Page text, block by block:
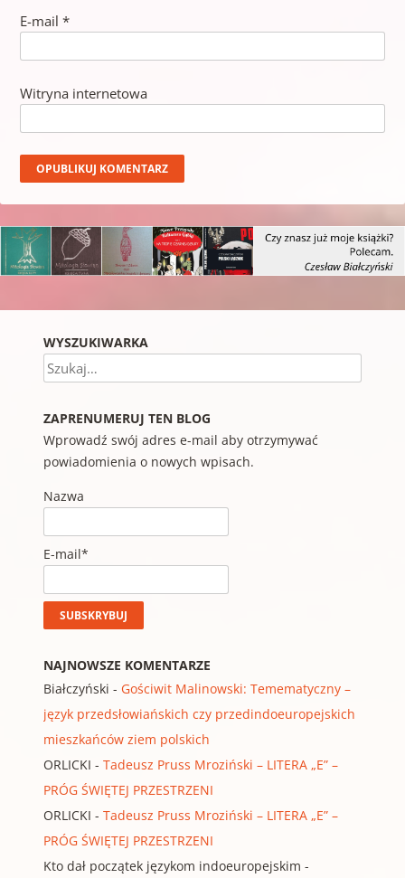
E-mail *
Witryna internetowa
WYSZUKIWARKA
Szukaj
ZAPRENUMERUJ TEN BLOG
Wprowadź swój adres e-mail aby otrzymywać
powiadomienia o nowych wpisach.
Nazwa
E-mail*
NAJNOWSZE KOMENTARZE
Białczyński - Gościwit Malinowski: Temematyczny –
język przedsłowiańskich czy przedindoeuropejskich
mieszkańców ziem polskich
ORLICKI - Tadeusz Pruss Mroziński – LITERA „E” –
PRÓG ŚWIĘTEJ PRZESTRZENI
ORLICKI - Tadeusz Pruss Mroziński – LITERA „E” –
PRÓG ŚWIĘTEJ PRZESTRZENI
Kto dał początek językom indoeuropejskim -